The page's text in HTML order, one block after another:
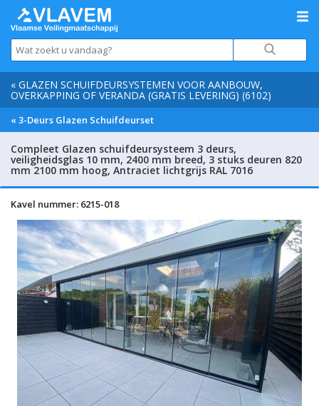
« GLAZEN SCHUIFDEURSYSTEMEN VOOR AANBOUW,
OVERKAPPING OF VERANDA (GRATIS LEVERING) (6102)
« 3-Deurs Glazen Schuifdeurset
Compleet Glazen schuifdeursysteem 3 deurs,
veiligheidsglas 10 mm, 2400 mm breed, 3 stuks deuren 820
mm 2100 mm hoog, Antraciet lichtgrijs RAL 7016
Kavel nummer: 6215-018